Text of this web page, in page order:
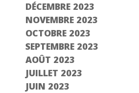
DÉCEMBRE 2023
NOVEMBRE 2023
OCTOBRE 2023
SEPTEMBRE 2023
AOÛT 2023
JUILLET 2023
JUIN 2023